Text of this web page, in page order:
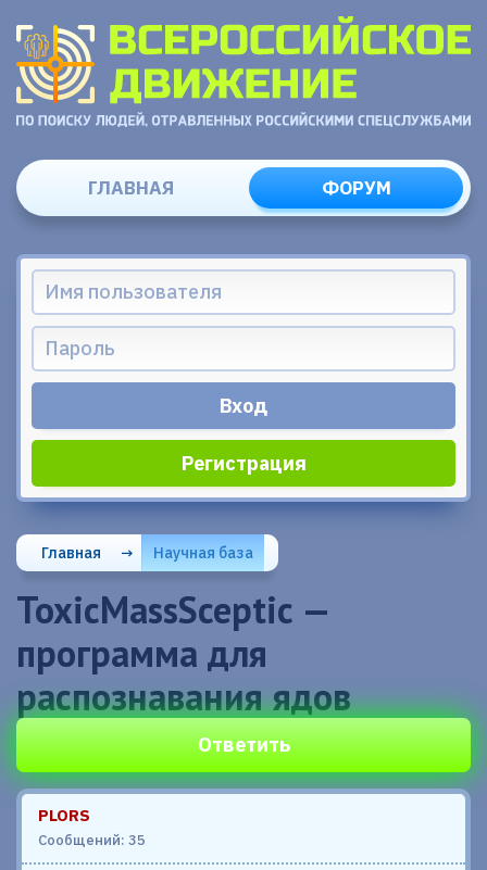
ГЛАВНАЯ ФОРУМ
Регистрация
Главная → Научная база
ToxicMassSceptic —
программа для
распознавания ядов
Ответить
PLORS
Сообщений: 35